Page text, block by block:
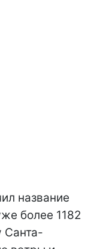
название
более 1182
Санта-